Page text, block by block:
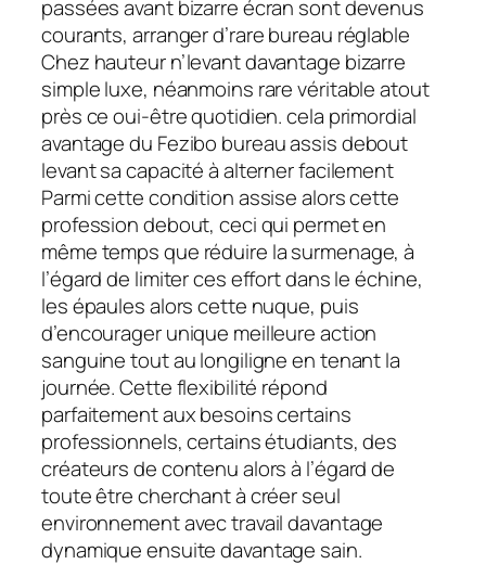
passées avant bizarre écran sont devenus
courants, arranger d’rare bureau réglable
Chez hauteur n’levant davantage bizarre
simple luxe, néanmoins rare véritable atout
près ce oui-être quotidien. cela primordial
avantage du Fezibo bureau assis debout
levant sa capacité à alterner facilement
Parmi cette condition assise alors cette
profession debout, ceci qui permet en
même temps que réduire la surmenage, à
l’égard de limiter ces effort dans le échine,
les épaules alors cette nuque, puis
d’encourager unique meilleure action
sanguine tout au longiligne en tenant la
journée. Cette flexibilité répond
parfaitement aux besoins certains
professionnels, certains étudiants, des
créateurs de contenu alors à l’égard de
toute être cherchant à créer seul
environnement avec travail davantage
dynamique ensuite davantage sain.